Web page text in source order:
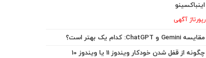
اینباکسینو
رپورتاژ آگهی
مقایسه Gemini و ChatGPT: کدام یک بهتر است؟
چگونه از قفل شدن خودکار ویندوز 11 یا ویندوز 10